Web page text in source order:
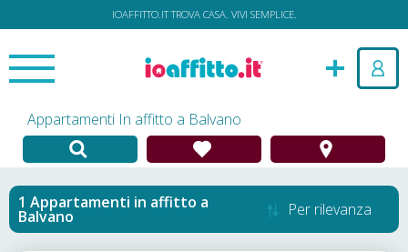
IOAFFITTO.IT TROVA CASA. VIVI SEMPLICE.
Appartamenti In affitto a Balvano
Appartamenti in affitto a
Balvano Per rilevanza